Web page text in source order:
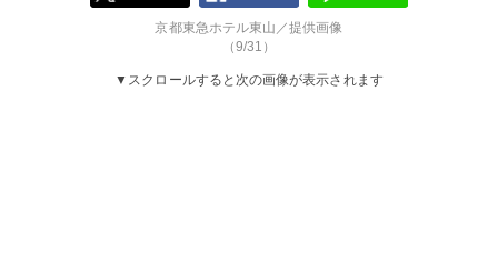
京都東急ホテル東山／提供画像
（9/31）
▼スクロールすると次の画像が表示されます